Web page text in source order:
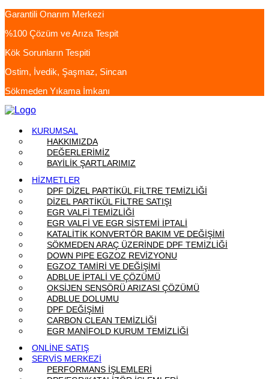
Garantili Onarım Merkezi
%100 Çözüm ve Arıza Tespit
Kök Sorunların Tespiti
Ostim, İvedik, Şaşmaz, Sincan
Sökmeden Yıkama İmkanı
KURUMSAL
HAKKIMIZDA
DEĞERLERİMİZ
BAYİLİK ŞARTLARIMIZ
HİZMETLER
DPF DİZEL PARTİKÜL FİLTRE TEMİZLİĞİ
DİZEL PARTİKÜL FİLTRE SATIŞI
EGR VALFİ TEMİZLİĞİ
EGR VALFİ VE EGR SİSTEMİ İPTALİ
KATALİTİK KONVERTÖR BAKIM VE DEĞİŞİMİ
SÖKMEDEN ARAÇ ÜZERİNDE DPF TEMİZLİĞİ
DOWN PIPE EGZOZ REVİZYONU
EGZOZ TAMİRİ VE DEĞİŞİMİ
ADBLUE İPTALİ VE ÇÖZÜMÜ
OKSİJEN SENSÖRÜ ARIZASI ÇÖZÜMÜ
ADBLUE DOLUMU
DPF DEĞİŞİMİ
CARBON CLEAN TEMİZLİĞİ
EGR MANİFOLD KURUM TEMİZLİĞİ
ONLİNE SATIŞ
SERVİS MERKEZİ
PERFORMANS İŞLEMLERİ